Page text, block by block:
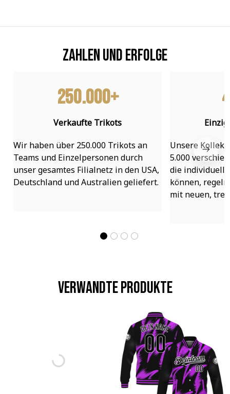
Zahlen und Erfolge
250.000+
Verkaufte Trikots
Wir haben über 250.000 Trikots an
Teams und Einzelpersonen durch
unser gesamtes Filialnetz in den USA,
Deutschland und Australien geliefert.
Unsere
5.000
die individuell
können,
mit neuen,
Verwandte Produkte